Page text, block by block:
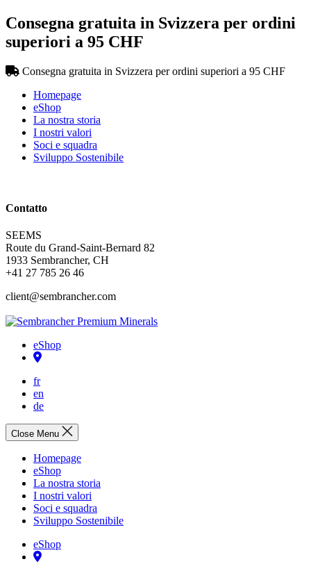
Consegna gratuita in Svizzera per ordini
superiori a 95 CHF
Consegna gratuita in Svizzera per ordini superiori a 95 CHF
Homepage
eShop
La nostra storia
I nostri valori
Soci e squadra
Sviluppo Sostenibile
Contatto
SEEMS
Route du Grand-Saint-Bernard 82
1933 Sembrancher, CH
+41 27 785 26 46
client@sembrancher.com
eShop
distributore
fr
en
de
Close Menu
Homepage
eShop
La nostra storia
I nostri valori
Soci e squadra
Sviluppo Sostenibile
eShop
distributore